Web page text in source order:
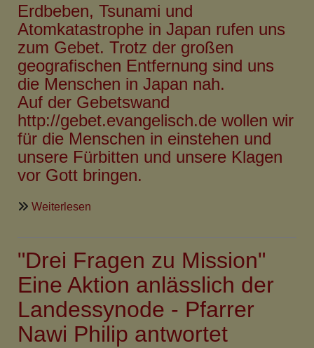
März
Erdbeben, Tsunami und
Atomkatastrophe in Japan rufen uns
zum Gebet. Trotz der großen
geografischen Entfernung sind uns
die Menschen in Japan nah.
Auf der Gebetswand
http://gebet.evangelisch.de wollen wir
für die Menschen in einstehen und
unsere Fürbitten und unsere Klagen
vor Gott bringen.
Weiterlesen
Japan
Pray
for
Japan
"Drei Fragen zu Mission"
Eine Aktion anlässlich der
Landessynode - Pfarrer
Nawi Philip antwortet